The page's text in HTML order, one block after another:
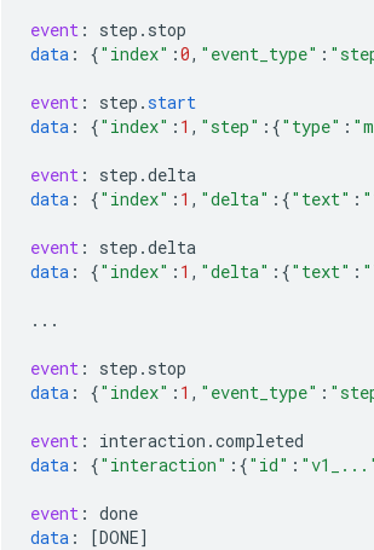
event : step . stop
data : {"index" :0, "event_type" :
event : step .start
data : {"index" : 1 , "step" :{"type" :
event : step .delta
data : {"index" : 1 , "delta" :{"text" :
event : step .delta
data : {"index" : 1 , "delta" :{"text" :
...
event : step . stop
data : {"index" : 1 , "event_type" :
event : interaction .completed
data : {"interaction" :{"id" :
event : done
data : [DONE]